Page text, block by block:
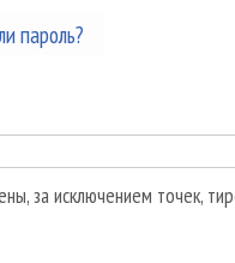
пароль?
за исключением точек,